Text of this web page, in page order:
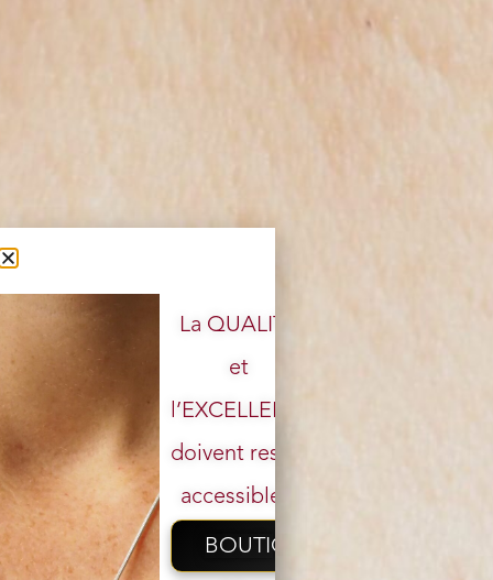
La QUALITÉ
et
l’EXCELLENCE
doivent rester
accessibles.
BOUTIQUE